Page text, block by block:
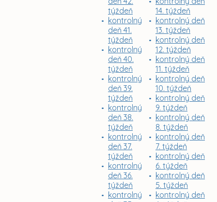
týždeň
kontrolný
deň 41.
týždeň
kontrolný
deň 40.
týždeň
kontrolný
deň 39.
týždeň
kontrolný
deň 38.
týždeň
kontrolný
deň 37.
týždeň
kontrolný
deň 36.
týždeň
kontrolný
14. týždeň
kontrolný deň
13. týždeň
kontrolný deň
12. týždeň
kontrolný deň
11. týždeň
kontrolný deň
10. týždeň
kontrolný deň
9. týždeň
kontrolný deň
8. týždeň
kontrolný deň
7. týždeň
kontrolný deň
6. týždeň
kontrolný deň
5. týždeň
kontrolný deň